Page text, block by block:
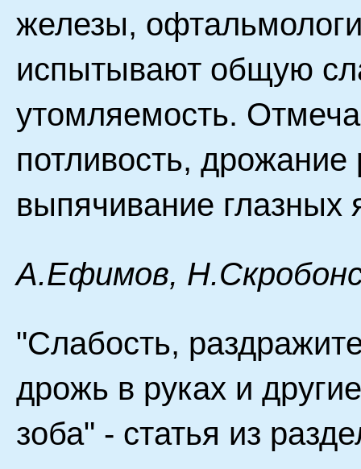
железы,
испытывают общую
утомляемость.
потливость,
выпячивание
А.Ефимов,
"Слабость,
дрожь в руках и
зоба" - статья из